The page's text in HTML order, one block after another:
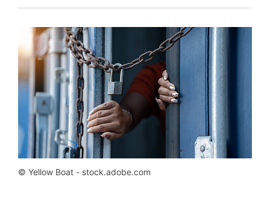
© Yellow Boat - stock.adobe.com